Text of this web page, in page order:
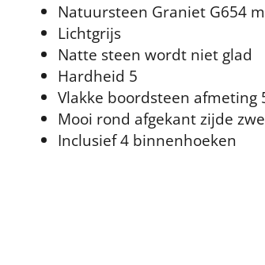
Natuursteen Graniet G654
Lichtgrijs
Natte steen wordt niet glad
Hardheid 5
Vlakke boordsteen afmeting
Mooi rond afgekant zijde
Inclusief 4 binnenhoeken